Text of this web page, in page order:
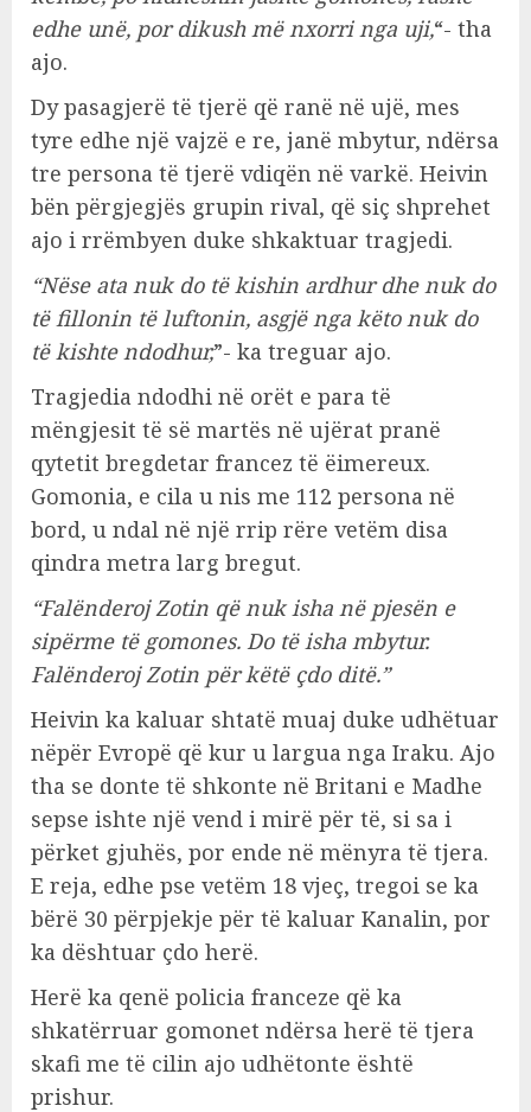
edhe unë, por dikush më nxorri nga uji,“- tha
ajo.
Dy pasagjerë të tjerë që ranë në ujë, mes
tyre edhe një vajzë e re, janë mbytur, ndërsa
tre persona të tjerë vdiqën në varkë. Heivin
bën përgjegjës grupin rival, që siç shprehet
ajo i rrëmbyen duke shkaktuar tragjedi.
“Nëse ata nuk do të kishin ardhur dhe nuk do
të fillonin të luftonin, asgjë nga këto nuk do
të kishte ndodhur,”- ka treguar ajo.
Tragjedia ndodhi në orët e para të
mëngjesit të së martës në ujërat pranë
qytetit bregdetar francez të ëimereux.
Gomonia, e cila u nis me 112 persona në
bord, u ndal në një rrip rëre vetëm disa
qindra metra larg bregut.
“Falënderoj Zotin që nuk isha në pjesën e
sipërme të gomones. Do të isha mbytur.
Falënderoj Zotin për këtë çdo ditë.”
Heivin ka kaluar shtatë muaj duke udhëtuar
nëpër Evropë që kur u largua nga Iraku. Ajo
tha se donte të shkonte në Britani e Madhe
sepse ishte një vend i mirë për të, si sa i
përket gjuhës, por ende në mënyra të tjera.
E reja, edhe pse vetëm 18 vjeç, tregoi se ka
bërë 30 përpjekje për të kaluar Kanalin, por
ka dështuar çdo herë.
Herë ka qenë policia franceze që ka
shkatërruar gomonet ndërsa herë të tjera
skafi me të cilin ajo udhëtonte është
prishur.